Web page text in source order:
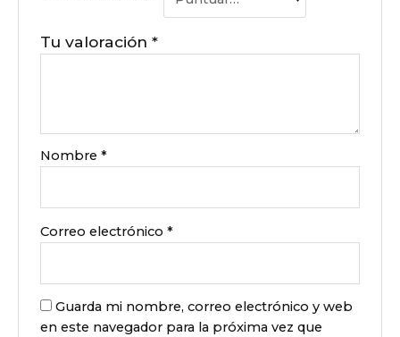
Tu valoración*
Nombre*
Correo electrónico*
Guarda mi nombre, correo electrónico y web
en este navegador para la próxima vez que